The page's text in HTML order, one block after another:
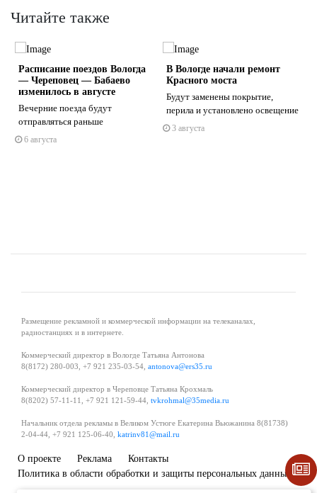
Читайте также
Расписание поездов Вологда
— Череповец — Бабаево
изменилось в августе
Вечерние поезда будут
отправляться раньше
6 августа
В Вологде начали ремонт
Красного моста
Будут заменены покрытие,
перила и установлено освещение
3 августа
Размещение рекламной и коммерческой информации на телеканалах,
радиостанциях и в интернете.
Коммерческий директор в Вологде Татьяна Антонова
8(8172) 280-003, +7 921 235-03-54, antonova@ers35.ru
Коммерческий директор в Череповце Татьяна Крохмаль
8(8202) 57-11-11, +7 921 121-59-44, tvkrohmal@35media.ru
Начальник отдела рекламы в Великом Устюге Екатерина Вьюжанина 8(81738)
2-04-44, +7 921 125-06-40, katrinv81@mail.ru
О проекте Реклама
Контакты
Политика в области обработки и защиты персональных данных